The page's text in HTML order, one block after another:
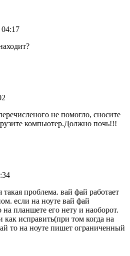
04:17
не помогло, сносите
компьютер.Должно почь!!!
такая проблема. вай фай работает
если на ноуте вай фай
на планшете его нету и наоборот.
как исправить(при том когда на
то на ноуте пишет ограниченный